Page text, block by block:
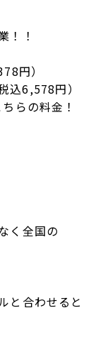
！！
円）
込6,578円）
らの料金！
く全国の
と合わせると